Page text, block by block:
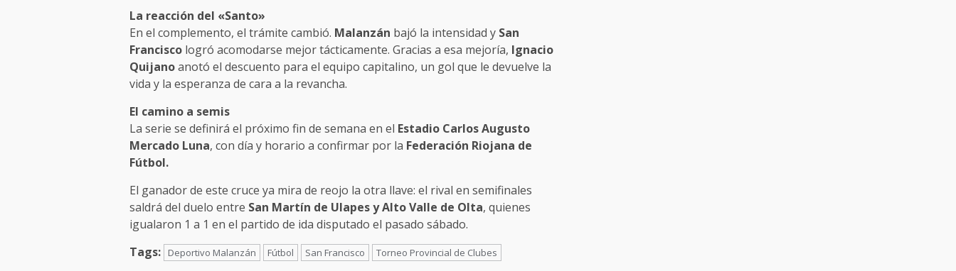
La reacción del «Santo»
En el complemento, el trámite cambió. Malanzán bajó la intensidad y San
Franciscologró acomodarse mejor tácticamente. Gracias a esa mejoría, Ignacio
Quijanoanotó el descuento para el equipo capitalino, un gol que le devuelve la
vida y la esperanza de cara a la revancha.
El camino a semis
La serie se definirá el próximo fin de semana en el Estadio Carlos Augusto
Mercado Luna, con día y horario a confirmar por la Federación Riojana de
Fútbol.
El ganador de este cruce ya mira de reojo la otra llave: el rival en semifinales
saldrá del duelo entre San Martín de Ulapes y Alto Valle de Olta, quienes
igualaron 1 a 1 en el partido de ida disputado el pasado sábado.
Tags:
Deportivo Malanzán Fútbol San Francisco Torneo Provincial de Clubes